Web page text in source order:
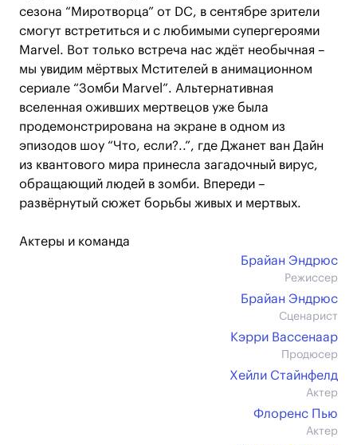
сезона “Миротворца” от DC, в сентябре зрители
смогут встретиться и с любимыми супергероями
Marvel. Вот только встреча нас ждёт необычная –
мы увидим мёртвых Мстителей в анимационном
сериале “Зомби Marvel”. Альтернативная
вселенная оживших мертвецов уже была
продемонстрирована на экране в одном из
эпизодов шоу “Что, если?..”, где Джанет ван Дайн
из квантового мира принесла загадочный вирус,
обращающий людей в зомби. Впереди –
развёрнутый сюжет борьбы живых и мертвых.
Актеры и команда
Брайан Эндрюс
Режиссер
Брайан Эндрюс
Сценарист
Кэрри Вассенаар
Продюсер
Хейли Стайнфелд
Актер
Флоренс Пью
Актер